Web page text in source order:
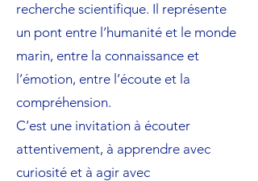
recherche scientifique. Il représente
un pont entre l’humanité et le monde
marin, entre la connaissance et
l’émotion, entre l’écoute et la
compréhension.
C’est une invitation à écouter
attentivement, à apprendre avec
curiosité et à agir avec